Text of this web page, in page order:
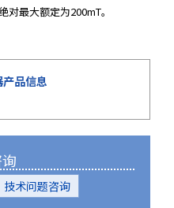
最大额定为200mT。
品信息
技术问题咨询